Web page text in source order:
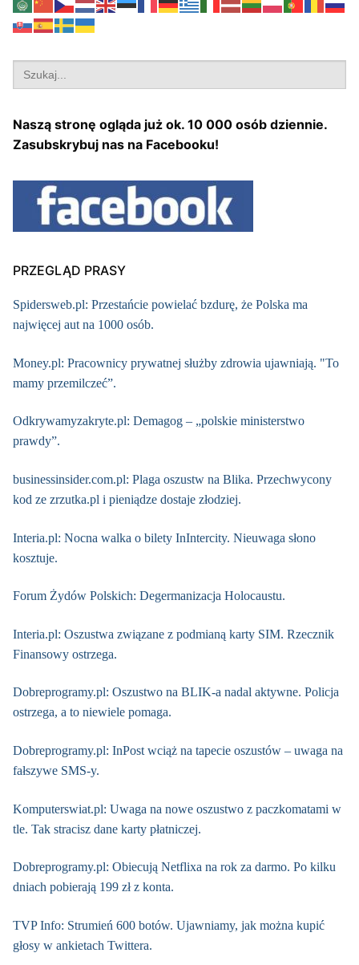
Search
for:
Naszą stronę ogląda już ok. 10 000 osób dziennie.
Zasubskrybuj nas na Facebooku!
PRZEGLĄD PRASY
Spidersweb.pl: Przestańcie powielać bzdurę, że Polska ma
najwięcej aut na 1000 osób.
Money.pl: Pracownicy prywatnej służby zdrowia ujawniają. "To
mamy przemilczeć”.
Odkrywamyzakryte.pl: Demagog – „polskie ministerstwo
prawdy”.
businessinsider.com.pl: Plaga oszustw na Blika. Przechwycony
kod ze zrzutka.pl i pieniądze dostaje złodziej.
Interia.pl: Nocna walka o bilety InIntercity. Nieuwaga słono
kosztuje.
Forum Żydów Polskich: Degermanizacja Holocaustu.
Interia.pl: Oszustwa związane z podmianą karty SIM. Rzecznik
Finansowy ostrzega.
Dobreprogramy.pl: Oszustwo na BLIK-a nadal aktywne. Policja
ostrzega, a to niewiele pomaga.
Dobreprogramy.pl: InPost wciąż na tapecie oszustów – uwaga na
fałszywe SMS-y.
Komputerswiat.pl: Uwaga na nowe oszustwo z paczkomatami w
tle. Tak stracisz dane karty płatniczej.
Dobreprogramy.pl: Obiecują Netflixa na rok za darmo. Po kilku
dniach pobierają 199 zł z konta.
TVP Info: Strumień 600 botów. Ujawniamy, jak można kupić
głosy w ankietach Twittera.